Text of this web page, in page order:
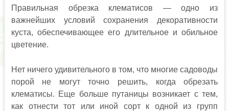
Правильная обрезка клематисов — одно из
важнейших условий сохранения декоративности
куста, обеспечивающее его длительное и обильное
цветение.
Нет ничего удивительного в том, что многие садоводы
порой не могут точно решить, когда обрезать
клематисы. Еще больше путаницы возникает с тем,
как отнести тот или иной сорт к одной из групп